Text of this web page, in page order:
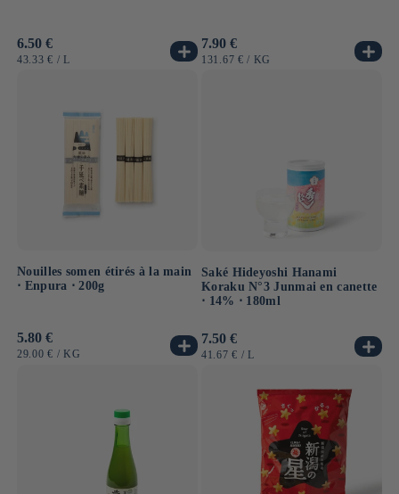
Prix
habituel
6.50 €
PRIX
43.33 € / PAR
L
Prix
habituel
7.90 €
PRIX
131.67 € / PAR
KG
Nouilles somen étirés à la main
⋅ Enpura ⋅ 200g
Prix
habituel
5.80 €
PRIX
29.00 € / PAR
KG
Saké Hideyoshi Hanami
Koraku N°3 Junmai en canette
⋅ 14% ⋅ 180ml
Prix
habituel
7.50 €
PRIX
41.67 € / PAR
L